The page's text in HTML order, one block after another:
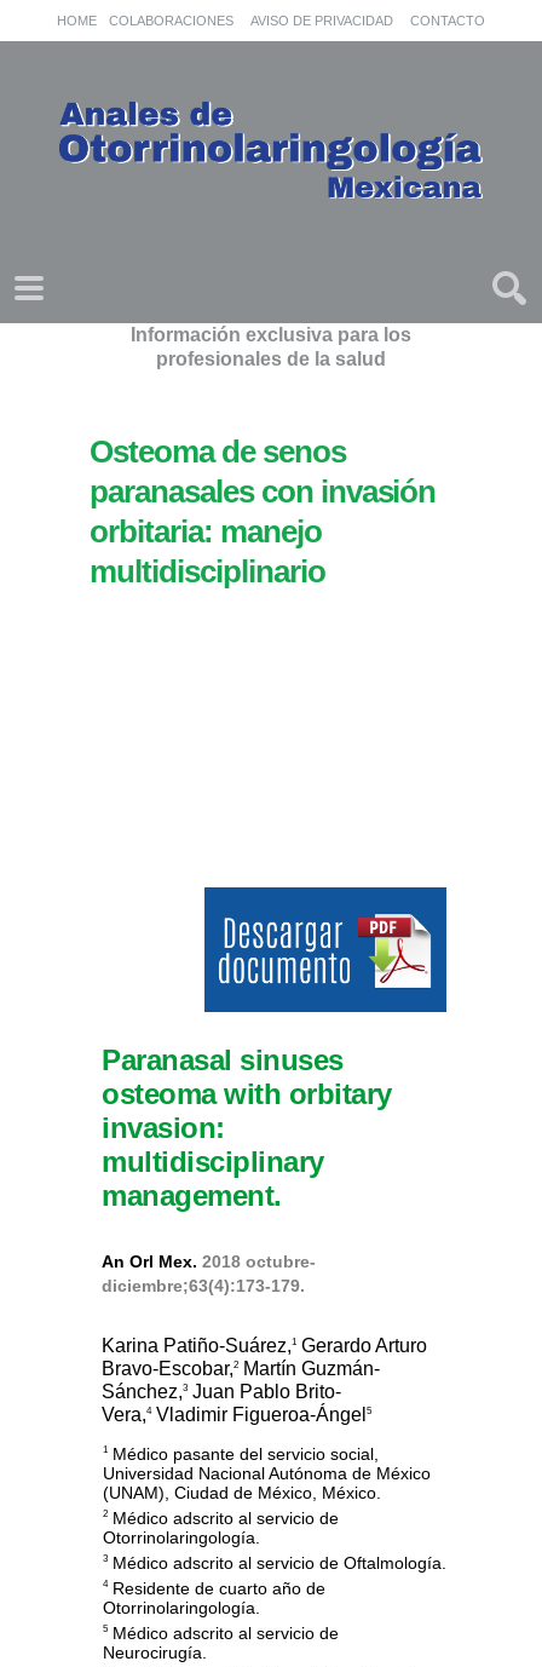
HOME COLABORACIONES AVISO DE PRIVACIDAD CONTACTO
Información exclusiva para los
profesionales de la salud
Osteoma de senos
paranasales con invasión
orbitaria: manejo
multidisciplinario
Paranasal sinuses
osteoma with orbitary
invasion:
multidisciplinary
management.
An Orl Mex. 2018 octubre-
diciembre;63(4):173-179.
Karina Patiño-Suárez,1 Gerardo Arturo
Bravo-Escobar,2
Martín Guzmán-
Sánchez,3 Juan Pablo Brito-
Vera,4Vladimir Figueroa-Ángel 5
1 Médico pasante del servicio social,
Universidad Nacional Autónoma de México
(UNAM), Ciudad de México, México.
2 Médico adscrito al servicio de
Otorrinolaringología.
3 Médico adscrito al servicio de Oftalmología.
4Residente de cuarto año de
Otorrinolaringología.
5 Médico adscrito al servicio de
Neurocirugía.